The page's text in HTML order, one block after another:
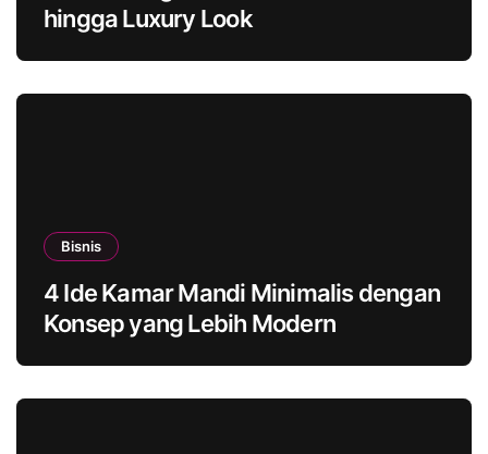
hingga Luxury Look
Bisnis
4 Ide Kamar Mandi Minimalis dengan
Konsep yang Lebih Modern